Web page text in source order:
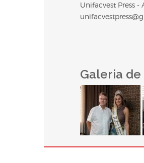
Unifacvest Press
Galeria de